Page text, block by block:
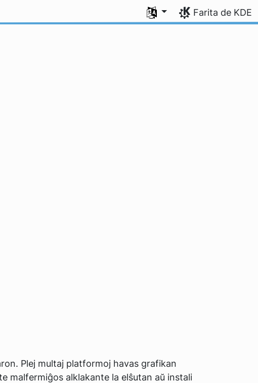
Elektu vian lingvon
Farita de KDE
Plej multaj platformoj havas grafikan
malfermiĝos alklakante la elŝutan aŭ instali